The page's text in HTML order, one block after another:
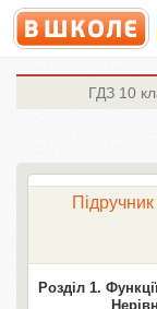
ГДЗ 10
Розділ 1.